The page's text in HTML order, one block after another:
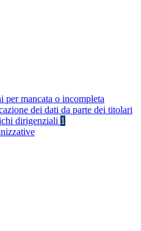
per mancata o incompleta
dei dati da parte dei titolari
dirigenziali 1